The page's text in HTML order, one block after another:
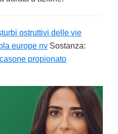
ostruttivi delle vie
europe nv Sostanza:
propionato